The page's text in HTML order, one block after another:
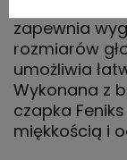
zapewnia
rozmiarów
umożliwia
Wykonana z
czapka
miękkością i